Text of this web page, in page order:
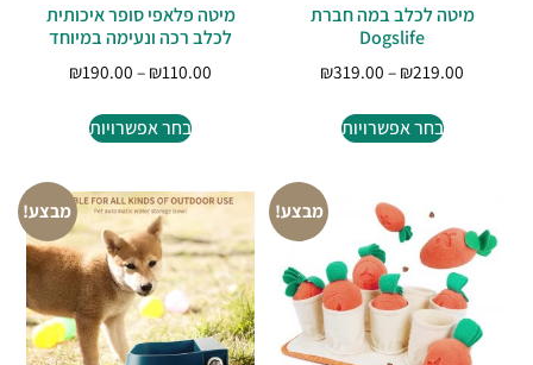
מיטה לכלב במה חברת
Dogslife
₪219.00
–
₪319.00
בחר אפשרויות
מיטה פלאפי סופר איכותית
לכלב רכה ונעימה במיוחד
₪110.00
–
₪190.00
בחר אפשרויות
מבצע! מבצע!